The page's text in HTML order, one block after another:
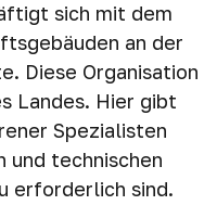
sich mit dem
an der
Diese Organisation
Landes. Hier gibt
Spezialisten
technischen
erforderlich sind.